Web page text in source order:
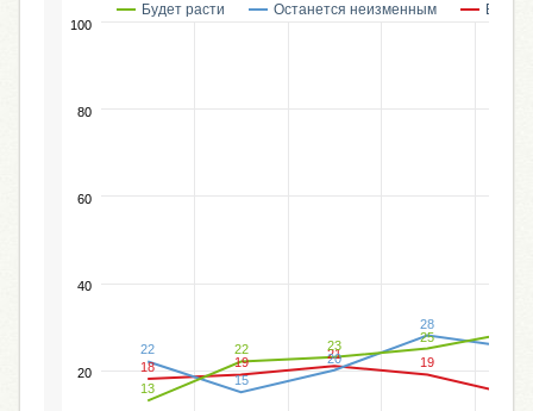
18 19
21
19
22
15
20
28
13
22 23
25
Будет расти Останется неизменным Будет
20
40
60
80
100